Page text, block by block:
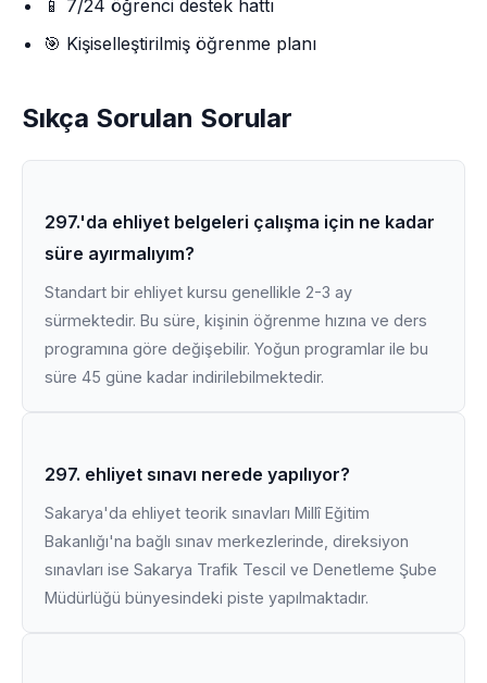
📱 7/24 öğrenci destek hattı
🎯 Kişiselleştirilmiş öğrenme planı
Sıkça Sorulan Sorular
297.'da ehliyet belgeleri çalışma için ne kadar
süre ayırmalıyım?
Standart bir ehliyet kursu genellikle 2-3 ay
sürmektedir. Bu süre, kişinin öğrenme hızına ve ders
programına göre değişebilir. Yoğun programlar ile bu
süre 45 güne kadar indirilebilmektedir.
297. ehliyet sınavı nerede yapılıyor?
Sakarya'da ehliyet teorik sınavları Millî Eğitim
Bakanlığı'na bağlı sınav merkezlerinde, direksiyon
sınavları ise Sakarya Trafik Tescil ve Denetleme Şube
Müdürlüğü bünyesindeki piste yapılmaktadır.